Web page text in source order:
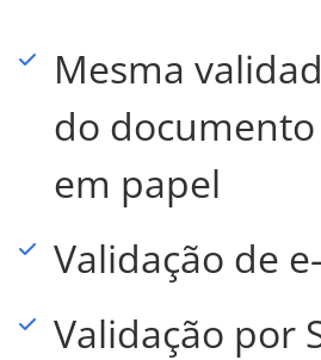
Mesma
do
em papel
Validação de
Validação por